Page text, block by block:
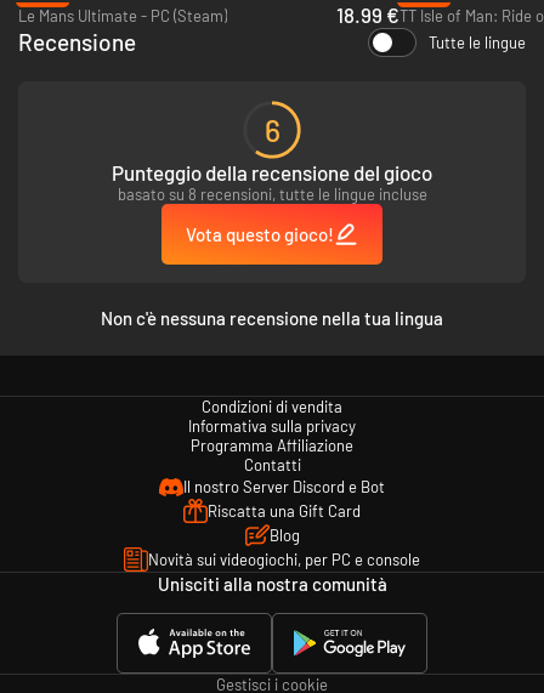
I CAMPI PIÙ REALISTICI DI SEMPRE
Prova l'emozione di giocare su fairway, green, bunker, alberi e laghi tratti
torneo professionale, con grafica eccezionale, filmati dinamici e un
sistema di replay integrato, il tutto reso ancora più realistico grazie alla
dettagliatissima telecronaca di Luke Elvy e Rich Beem.
Le Mans Ultimate - PC (Steam)
18.99 €TT Isle of Man: Ride
Recensione Tutte le lingue
6
Punteggio della recensione del gioco
basato su 8 recensioni, tutte le lingue incluse
Vota questo gioco!
Non c'è nessuna recensione nella tua lingua
Condizioni di vendita
Informativa sulla privacy
Programma Affiliazione
Contatti
Il nostro Server Discord e Bot
Riscatta una Gift Card
Blog
Novità sui videogiochi, per PC e console
Unisciti alla nostra comunità
Gestisci i cookie